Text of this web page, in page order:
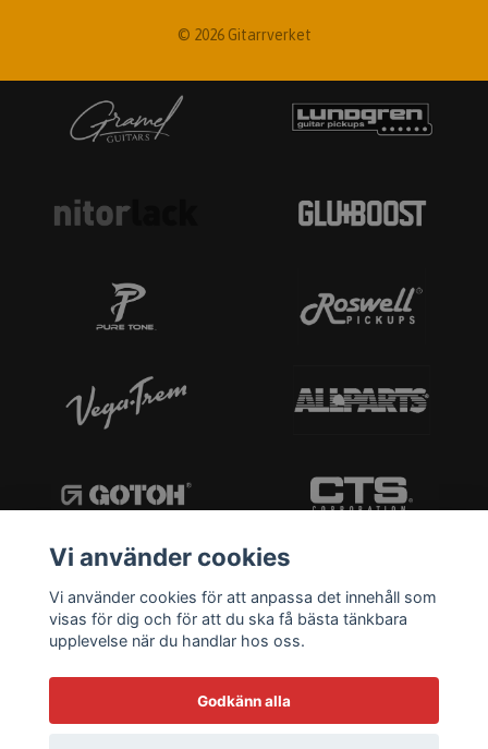
© 2026 Gitarrverket
Vi använder cookies
Vi använder cookies för att anpassa det innehåll som
visas för dig och för att du ska få bästa tänkbara
upplevelse när du handlar hos oss.
Godkänn alla